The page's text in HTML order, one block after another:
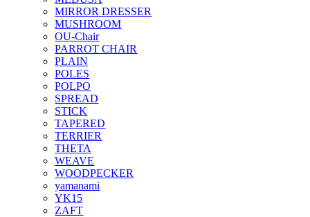
MIRROR DRESSER
MUSHROOM
OU-Chair
PARROT CHAIR
PLAIN
POLES
POLPO
SPREAD
STICK
TAPERED
TERRIER
THETA
WEAVE
WOODPECKER
yamanami
YK15
ZAFT